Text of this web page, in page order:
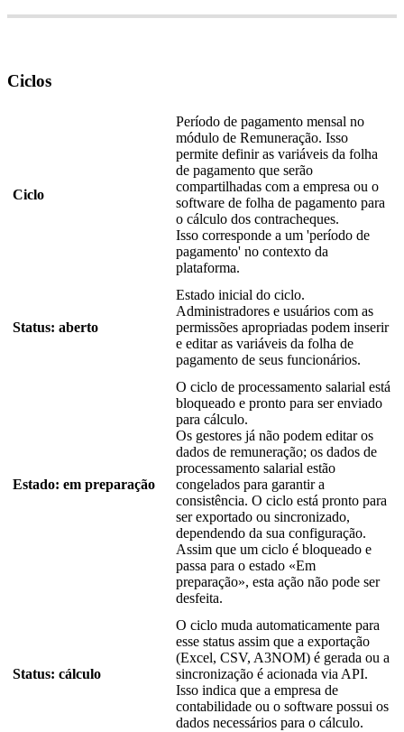
Ciclos
Ciclo
Período de pagamento mensal no
módulo de Remuneração. Isso
permite definir as variáveis da folha
de pagamento que serão
compartilhadas com a empresa ou o
software de folha de pagamento para
o cálculo dos contracheques.
Isso corresponde a um 'período de
pagamento' no contexto da
plataforma.
Status: aberto
Estado inicial do ciclo.
Administradores e usuários com as
permissões apropriadas podem inserir
e editar as variáveis da folha de
pagamento de seus funcionários.
Estado: em preparação
O ciclo de processamento salarial está
bloqueado e pronto para ser enviado
para cálculo.
Os gestores já não podem editar os
dados de remuneração; os dados de
processamento salarial estão
congelados para garantir a
consistência. O ciclo está pronto para
ser exportado ou sincronizado,
dependendo da sua configuração.
Assim que um ciclo é bloqueado e
passa para o estado «Em
preparação», esta ação não pode ser
desfeita.
Status: cálculo
O ciclo muda automaticamente para
esse status assim que a exportação
(Excel, CSV, A3NOM) é gerada ou a
sincronização é acionada via API.
Isso indica que a empresa de
contabilidade ou o software possui os
dados necessários para o cálculo.